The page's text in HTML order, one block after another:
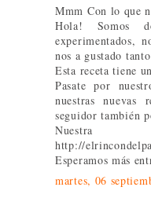
Mmm Con lo que
Hola! Somos
experimentados,
nos a gustado
Esta receta tiene
Pasate por
nuestras
seguidor también
http://
Esperamos más
martes, 06